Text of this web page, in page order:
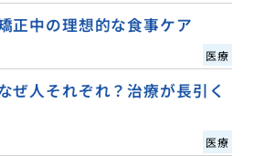
正中の理想的な食事ケア
医療
ぜ人それぞれ？治療が長引く
医療